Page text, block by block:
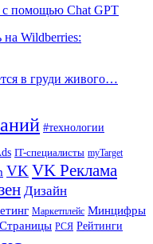
с помощью Chat GPT
на Wildberries:
в груди живого…
#технологии
IT-специалисты myTarget
VK VK Реклама
Дизайн
Маркетплейс Минцифры
РСЯ Рейтинги